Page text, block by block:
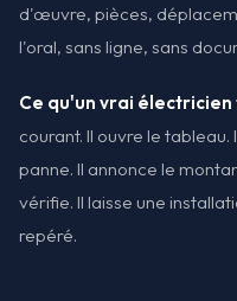
d'œuvre, pièces,
l'oral, sans ligne, sans
Ce qu'un vrai
courant. Il ouvre le tableau.
panne. Il annonce le
vérifie. Il laisse une
repéré.